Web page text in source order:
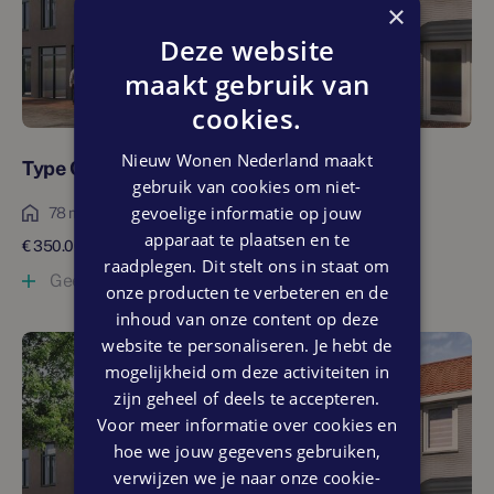
Type C
78 m²
€ 350.000 vrij op naam
Geen woningen (meer) beschikbaar
×
Deze website
maakt gebruik van
cookies.
Nieuw Wonen Nederland maakt
gebruik van cookies om niet-
gevoelige informatie op jouw
apparaat te plaatsen en te
raadplegen. Dit stelt ons in staat om
onze producten te verbeteren en de
inhoud van onze content op deze
website te personaliseren. Je hebt de
mogelijkheid om deze activiteiten in
zijn geheel of deels te accepteren.
Voor meer informatie over cookies en
hoe we jouw gegevens gebruiken,
verwijzen we je naar onze cookie-